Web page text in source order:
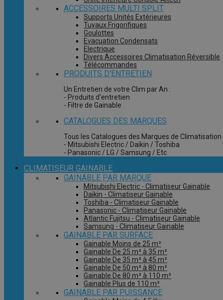
ACCESSOIRES MULTI SPLIT
Supports Unités Extérieures
Tuyaux Frigorifiques
Goulottes
Evacuation Condensats
Electrique
Divers Accessoires Climatisation Réversible
Télécommandes
PRODUITS D'ENTRETIEN
Un Entretien de votre Clim par An :
- Produits d'entretien
- Filtre de Gainable
CATALOGUES DES MARQUES
Tous les Catalogues des Marques de Climatisation
- Mitsubishi Electric / Daikin / Toshiba
- Panasonic / LG / Samsung / Etc
CLIMATISEUR GAINABLE
GAINABLE PAR MARQUE
Mitsubishi Electric - Climatiseur Gainable
Daikin - Climatiseur Gainable
Toshiba - Climatiseur Gainable
Panasonic - Climatiseur Gainable
Atlantic Fujitsu - Climatiseur Gainable
Samsung - Climatiseur Gainable
GAINABLE PAR SURFACE
Gainable Moins de 25 m²
Gainable De 25 m² à 35 m²
Gainable De 35 m² à 45 m²
Gainable De 50 m² à 80 m²
Gainable De 80 m² à 110 m²
Gainable Plus de 110 m²
GAINABLE PAR PUISSANCE